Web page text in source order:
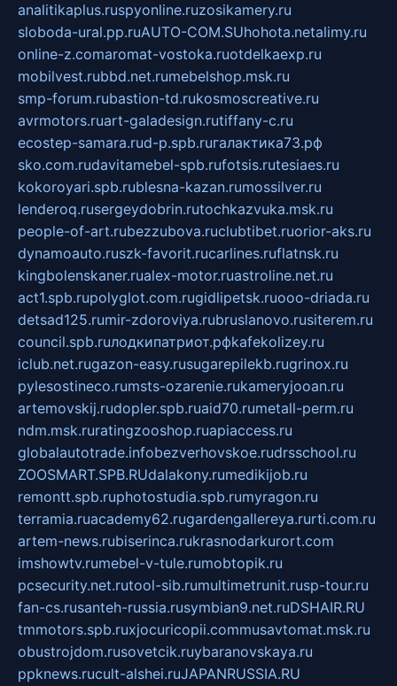
analitikaplus.ruspyonline.ruzosikamery.ru
sloboda-ural.pp.ruAUTO-COM.SUhohota.netalimy.ru
online-z.comaromat-vostoka.ruotdelkaexp.ru
mobilvest.rubbd.net.rumebelshop.msk.ru
smp-forum.rubastion-td.rukosmoscreative.ru
avrmotors.ruart-galadesign.rutiffany-c.ru
ecostep-samara.rud-p.spb.ruгалактика73.рф
sko.com.rudavitamebel-spb.rufotsis.rutesiaes.ru
kokoroyari.spb.rublesna-kazan.rumossilver.ru
lenderoq.rusergeydobrin.rutochkazvuka.msk.ru
people-of-art.rubezzubova.ruclubtibet.ruorior-aks.ru
dynamoauto.ruszk-favorit.rucarlines.ruflatnsk.ru
kingbolenskaner.rualex-motor.ruastroline.net.ru
act1.spb.rupolyglot.com.rugidlipetsk.ruooo-driada.ru
detsad125.rumir-zdoroviya.rubruslanovo.rusiterem.ru
council.spb.ruлодкипатриот.рфkafekolizey.ru
iclub.net.rugazon-easy.rusugarepilekb.rugrinox.ru
pylesostineco.rumsts-ozarenie.rukameryjooan.ru
artemovskij.rudopler.spb.ruaid70.rumetall-perm.ru
ndm.msk.ruratingzooshop.ruapiaccess.ru
globalautotrade.infobezverhovskoe.rudrsschool.ru
ZOOSMART.SPB.RUdalakony.rumedikijob.ru
remontt.spb.ruphotostudia.spb.rumyragon.ru
terramia.ruacademy62.rugardengallereya.rurti.com.ru
artem-news.rubiserinca.rukrasnodarkurort.com
imshowtv.rumebel-v-tule.rumobtopik.ru
pcsecurity.net.rutool-sib.rumultimetrunit.rusp-tour.ru
fan-cs.rusanteh-russia.rusymbian9.net.ruDSHAIR.RU
tmmotors.spb.ruxjocuricopii.commusavtomat.msk.ru
obustrojdom.rusovetcik.ruybaranovskaya.ru
ppknews.rucult-alshei.ruJAPANRUSSIA.RU